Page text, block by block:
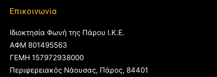
Επικοινωνία
Ιδιοκτησία Φωνή της Πάρου Ι.Κ.Ε.
ΑΦΜ 801495563
ΓΕΜΗ 157972938000
Περιφερειακός Νάουσας, Πάρος, 84401